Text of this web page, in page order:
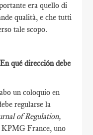
era quello di
qualità, e che tutti
tale scopo.
qué dirección debe
un coloquio en
regularse la
of Regulation,
France, uno